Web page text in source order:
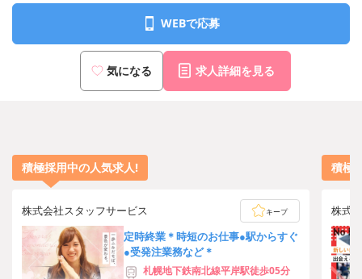
WEBで応募
気になる 求人詳細を見る
積極採用中の人気求人!
株式会社スタッフサービス キープ
定時終業＊時短のお仕事●駅からすぐ
●受発注業務など＊
札幌地下鉄南北線平岸駅徒歩05分
積極
株式